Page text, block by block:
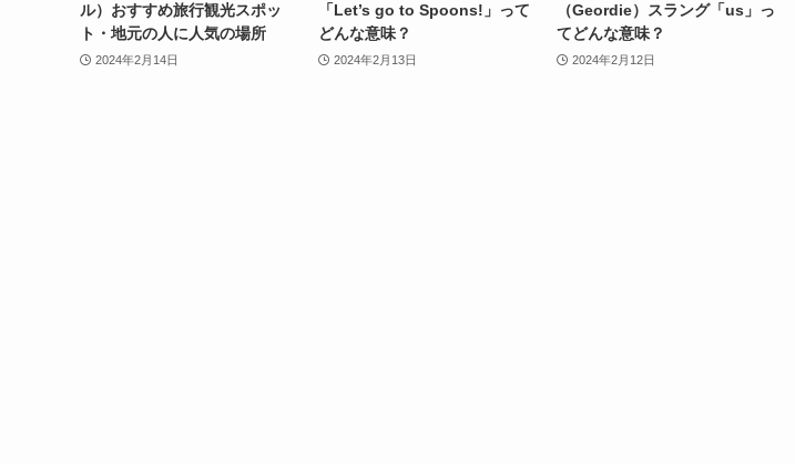
ル）おすすめ旅行観光スポッ
ト・地元の人に人気の場所
2024年2月14日
「Let’s go to Spoons!」って
どんな意味？
2024年2月13日
（Geordie）スラング「us」っ
てどんな意味？
2024年2月12日